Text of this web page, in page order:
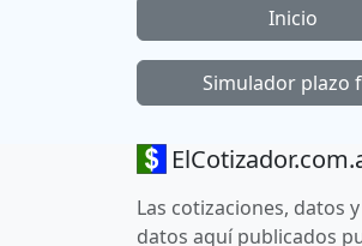
Inicio
Simulador plazo
Las cotizaciones, datos
datos aquí publicados